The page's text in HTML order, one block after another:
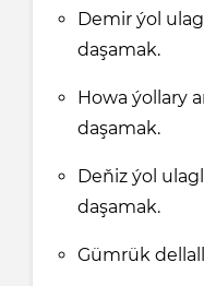
Demir ýol
daşamak.
Howa ýollary
daşamak.
Deňiz ýol
daşamak.
Gümrük